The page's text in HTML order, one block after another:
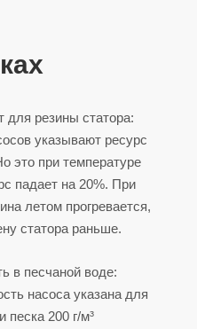
резины статора:
указывают ресурс
это при температуре
падает на 20%. При
летом прогревается,
статора раньше.
в песчаной воде:
насоса указана для
песка 200 г/м³